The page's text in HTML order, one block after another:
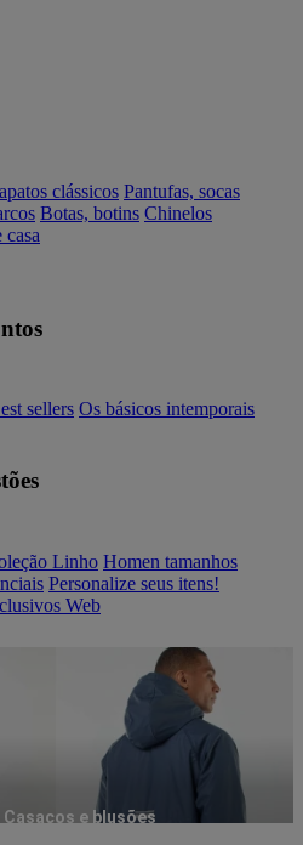
clássicos Pantufas, socas
Botas, botins Chinelos
sellers Os básicos intemporais
Linho Homen tamanhos
Personalize seus itens!
Web
Casacos e blusões